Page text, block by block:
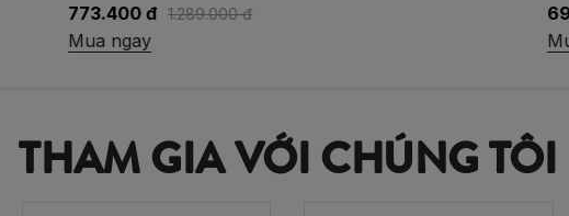
773.400 đ 1.289.000 đ
Mua ngay
THAM GIA VỚI CHÚNG TÔI